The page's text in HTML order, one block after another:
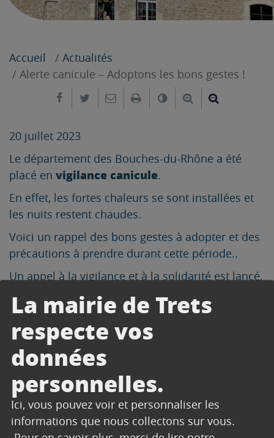
La mairie de Trets
respecte vos
données
personnelles.
Ici, vous pouvez voir et personnaliser les
informations que nous collectons sur vous.
Accueil
Actualités
Alerte canicule – Adoptons les bons gestes !
Partager sur Facebook
Partager sur Twitter
Envoyer par e-mail
ImprimerChanger leAgrandir le
20 juillet 2023
Le département des Bouches-du-Rhône a été
placé en vigilance canicule.
En effet, les fortes chaleurs se sont installées et
les nuits restent chaudes.
Voici un rappel des bons gestes à adopter et des
précautions à prendre durant cette période..
Un appel à la vigilance et à la solidarité est lancé,
isolées.
En cas de difficultés, le Pôle Solidarité CCAS de
Trets est à votre écoute au 04 42 61 23 80 /
04 42 61 23 46/ 04 42 61 23 48